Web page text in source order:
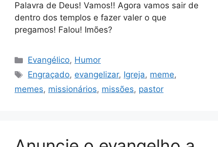
Palavra de Deus! Vamos!! Agora vamos sair de
dentro dos templos e fazer valer o que
pregamos! Falou! Imões?
Categorias
Evangélico, Humor
Tags
Engraçado, evangelizar, Igreja, meme,
memes, missionários, missões, pastor